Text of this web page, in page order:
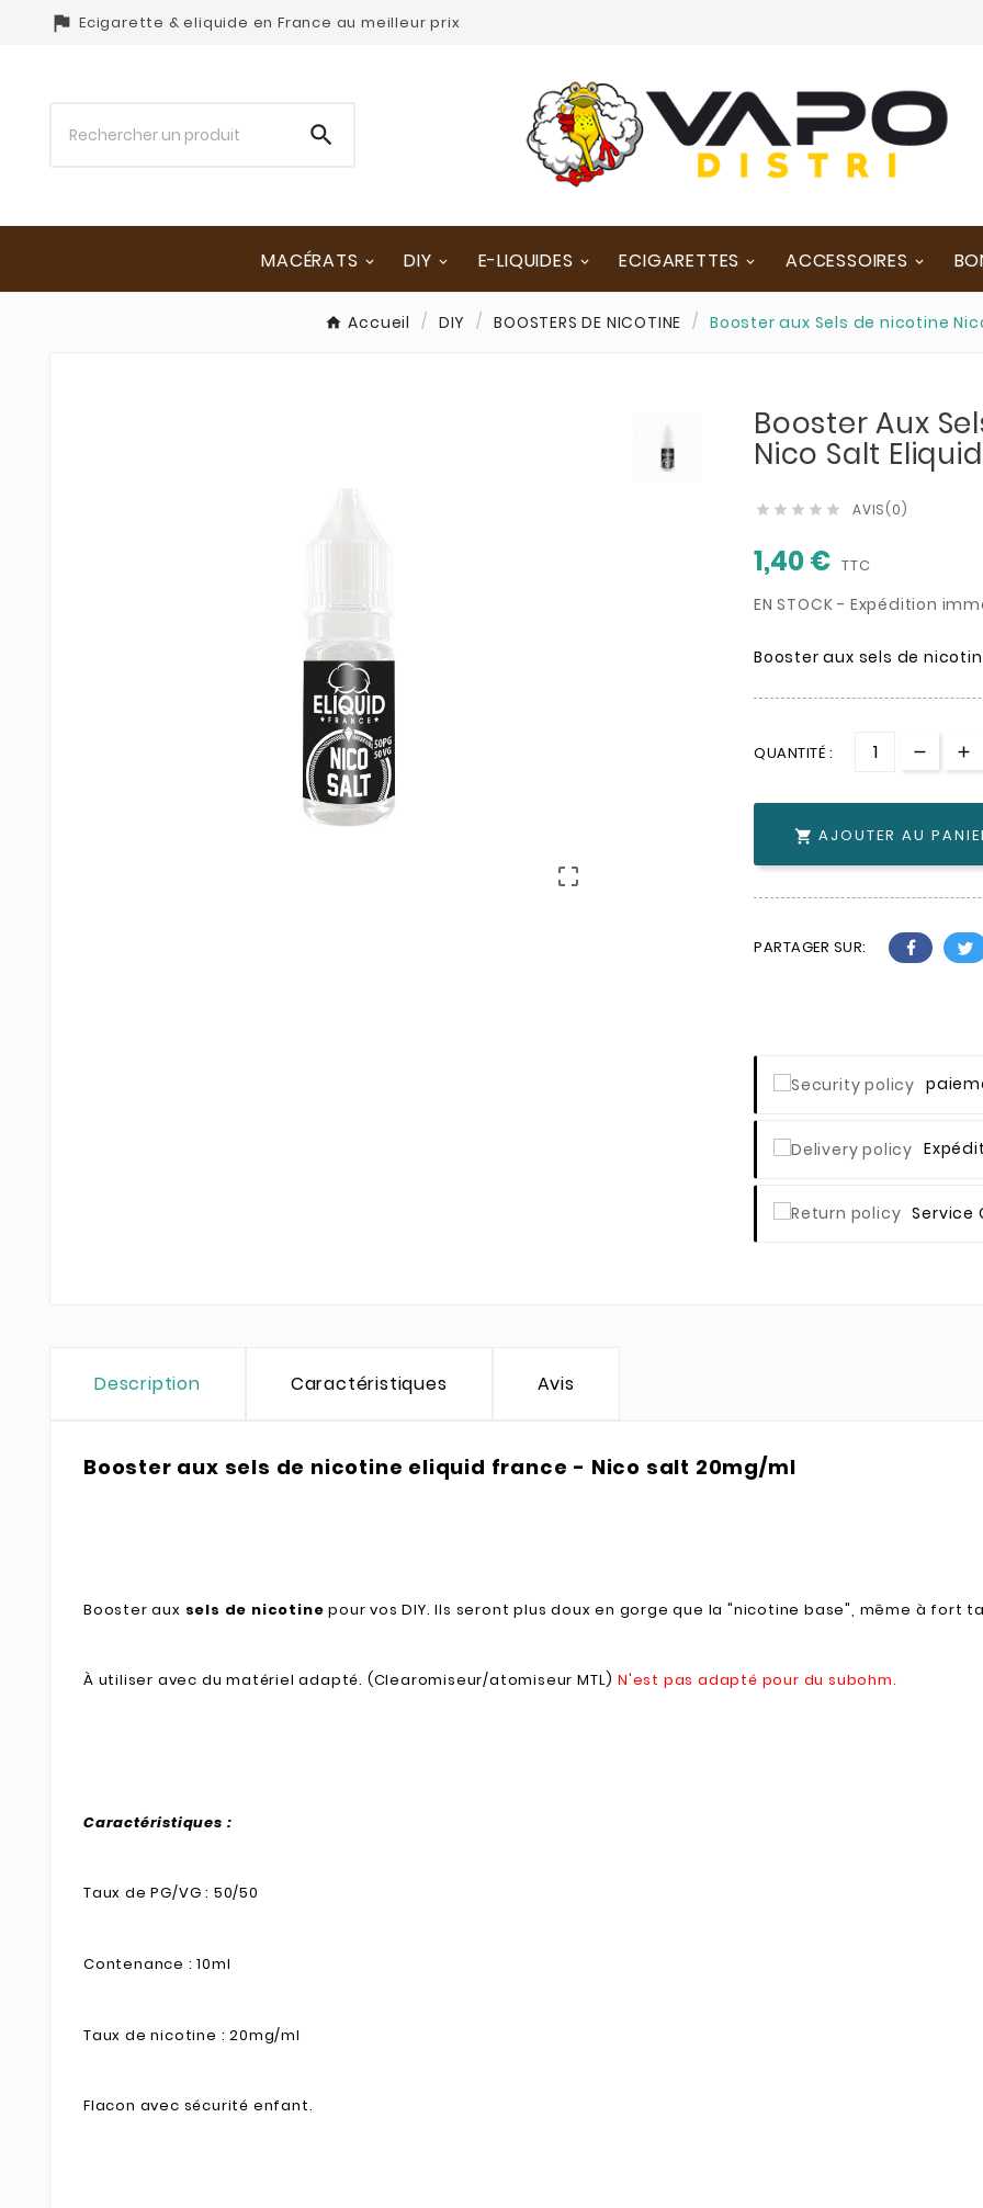
 Ecigarette & eliquide en France au meilleur prix

MACÉRATS DIY E-LIQUIDES ECIGARETTES ACCESSOIRES
Accueil DIY BOOSTERS DE NICOTINE Booster aux Sels de nicotine

Booster Aux
Nico Salt
     AVIS(0)
1,40 € TTC
EN STOCK - Expédition
Booster aux sels de
QUANTITÉ :
 AJOUTER AU
PARTAGER SUR:
Service
Description Caractéristiques Avis
Booster aux sels de nicotine eliquid france - Nico salt 20mg/ml
Booster aux sels de nicotine pour vos DIY. Ils seront plus doux en gorge que la "nicotine base", même à fort
À utiliser avec du matériel adapté. (Clearomiseur/atomiseur MTL) N'est pas adapté pour du subohm.
Caractéristiques :
Taux de PG/VG : 50/50
Contenance : 10ml
Taux de nicotine : 20mg/ml
Flacon avec sécurité enfant.